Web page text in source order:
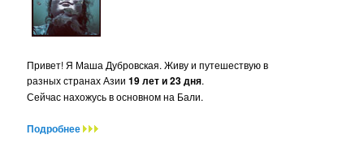
Привет! Я Маша Дубровская. Живу и путешествую в
разных странах Азии19 лет и 23 дня.
Сейчас нахожусь в основном на Бали.
Подробнее